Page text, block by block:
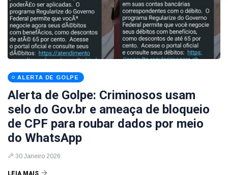
ALERTA DE GOLPE
Alerta de Golpe: Criminosos usam
selo do Gov.br e ameaça de bloqueio
de CPF para roubar dados por meio
do WhatsApp
30 Janeiro 2026
LEIA MAIS